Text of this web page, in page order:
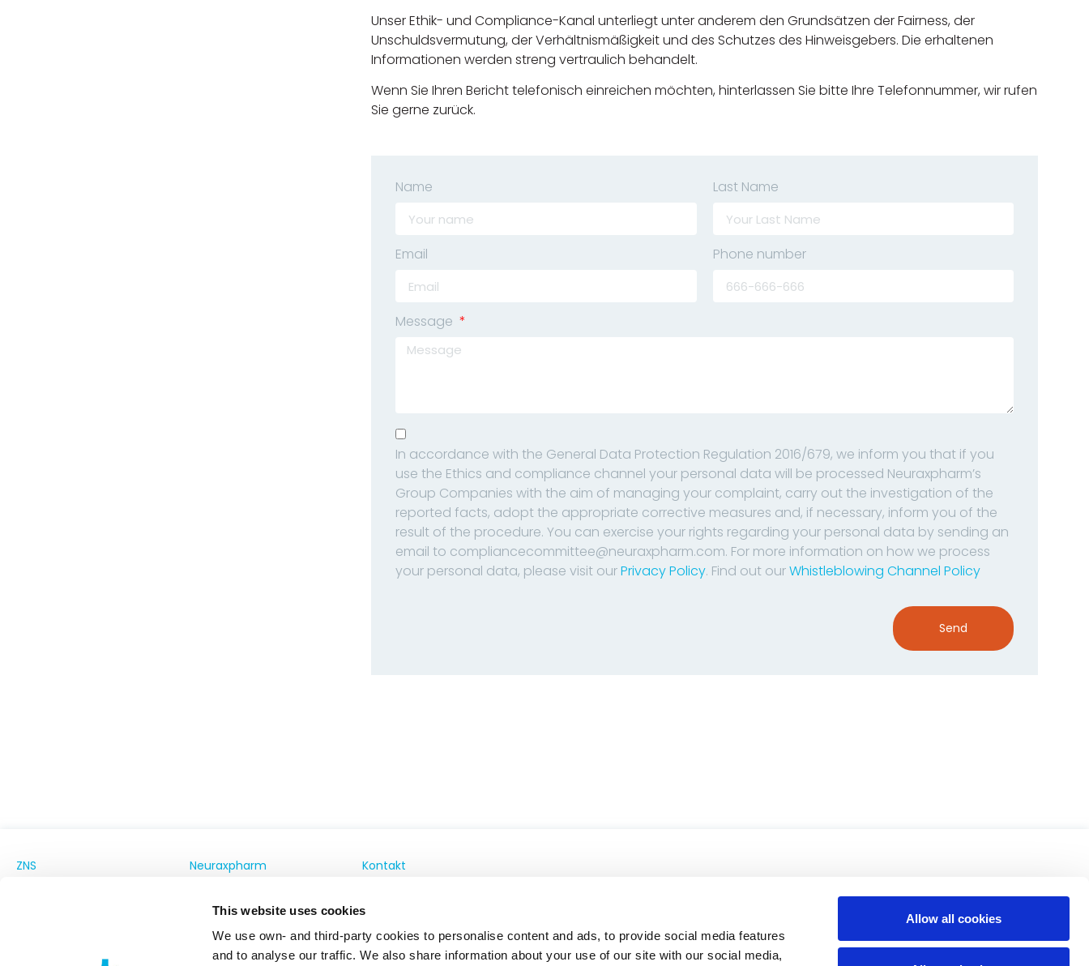
This website uses cookies
We use own- and third-party cookies to personalise content and ads, to provide social media features
and to analyse our traffic. We also share information about your use of our site with our social media,
Allow all cookies
Unser Ethik- und Compliance-Kanal unterliegt unter anderem den Grundsätzen der Fairness, der
Unschuldsvermutung, der Verhältnismäßigkeit und des Schutzes des Hinweisgebers. Die erhaltenen
Informationen werden streng vertraulich behandelt.
Wenn Sie Ihren Bericht telefonisch einreichen möchten, hinterlassen Sie bitte Ihre Telefonnummer, wir rufen
Sie gerne zurück.
Name Last Name
Email Phone number
Message
In accordance with the General Data Protection Regulation 2016/679, we inform you that if you
use the Ethics and compliance channel your personal data will be processed Neuraxpharm’s
Group Companies with the aim of managing your complaint, carry out the investigation of the
reported facts, adopt the appropriate corrective measures and, if necessary, inform you of the
result of the procedure. You can exercise your rights regarding your personal data by sending an
email to compliancecommittee@neuraxpharm.com. For more information on how we process
your personal data, please visit ourPrivacy Policy. Find out ourWhistleblowing Channel Policy
Send
ZNS Neuraxpharm
Unsere Verpflichtung
Kontakt
Ethik-und Compliance-Kanal